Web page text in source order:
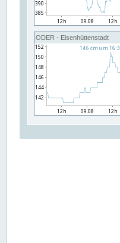
ODER - Eisenhüttenstadt